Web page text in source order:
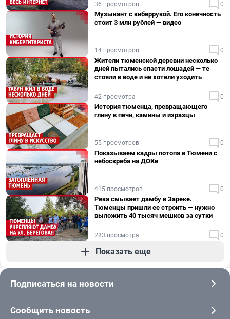
36 просмотров 0
Музыкант с киберрукой. Его конечность
стоит 3 млн рублей — видео
14 просмотров 0
Жители тюменской деревни несколько
дней пытались спасти лошадей — те
стояли в воде и не хотели уходить
42 просмотра 0
История тюменца, превращающего
глину в печи, камины и изразцы
55 просмотров 0
Показываем кадры потопа в Тюмени с
небоскреба на ДОКе
415 просмотров 0
Река смывает дамбу в Зареке.
Тюменцы пришли ее строить — нужно
выложить 40 тысяч мешков за сутки
283 просмотра 0
Показать еще
Подписаться на новости
Сообщить новость